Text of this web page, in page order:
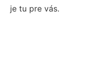
je tu pre vás.